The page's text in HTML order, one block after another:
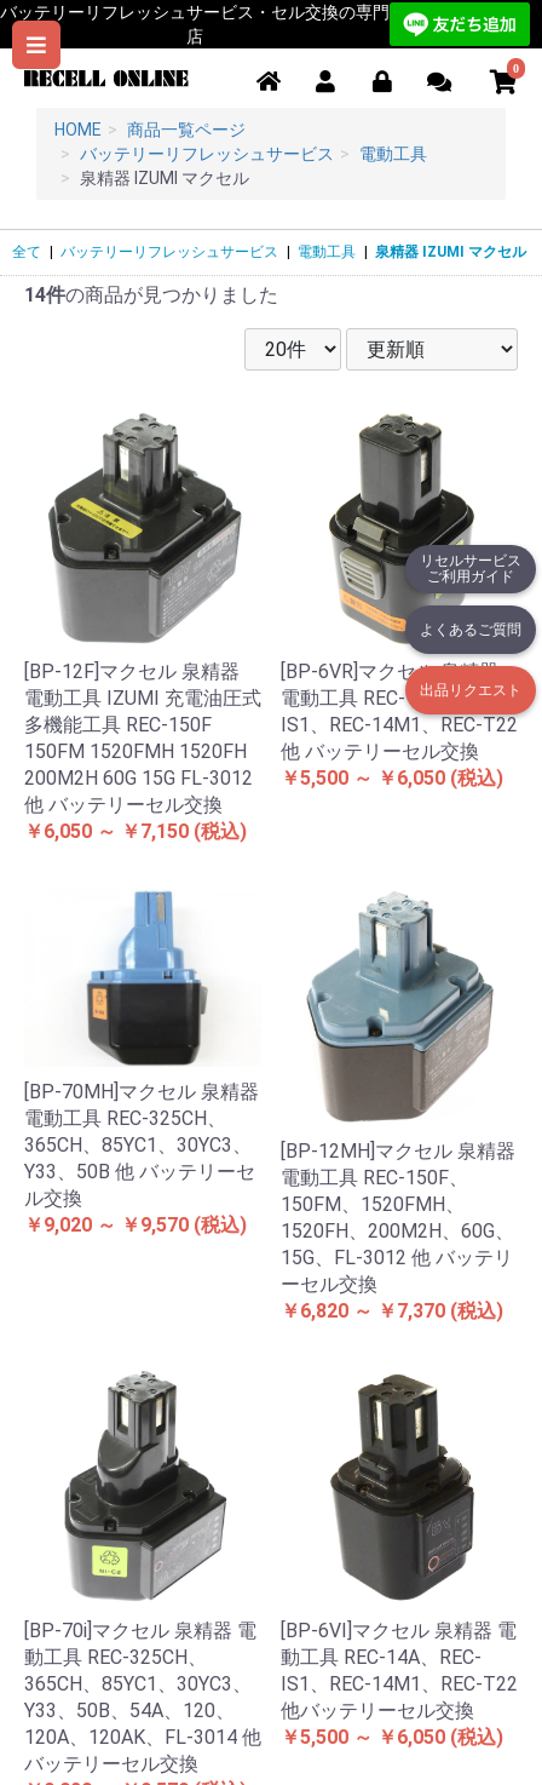
リセルサービス
ご利用ガイド
よくあるご質問
出品リクエスト
バッテリーリフレッシュサービス・セル交換の専門
店
0
HOME
商品一覧ページ
バッテリーリフレッシュサービス
電動工具
泉精器 IZUMI マクセル
全て バッテリーリフレッシュサービス 電動工具 泉精器 IZUMI マクセル
14件の商品が見つかりました
[BP-12F]マクセル 泉精器
電動工具 IZUMI 充電油圧式
多機能工具 REC-150F
150FM 1520FMH 1520FH
200M2H 60G 15G FL-3012
他 バッテリーセル交換
￥6,050 ～ ￥7,150 (税込)
[BP-6VR]マクセル 泉精器
電動工具 REC-14A、REC-
IS1、REC-14M1、REC-T22
他 バッテリーセル交換
￥5,500 ～ ￥6,050 (税込)
[BP-70MH]マクセル 泉精器
電動工具 REC-325CH、
365CH、85YC1、30YC3、
Y33、50B 他 バッテリーセ
ル交換
￥9,020 ～ ￥9,570 (税込)
[BP-12MH]マクセル 泉精器
電動工具 REC-150F、
150FM、1520FMH、
1520FH、200M2H、60G、
15G、FL-3012 他 バッテリ
ーセル交換
￥6,820 ～ ￥7,370 (税込)
[BP-70i]マクセル 泉精器 電
動工具 REC-325CH、
365CH、85YC1、30YC3、
Y33、50B、54A、120、
120A、120AK、FL-3014 他
バッテリーセル交換
[BP-6VI]マクセル 泉精器 電
動工具 REC-14A、REC-
IS1、REC-14M1、REC-T22
他バッテリーセル交換
￥5,500 ～ ￥6,050 (税込)